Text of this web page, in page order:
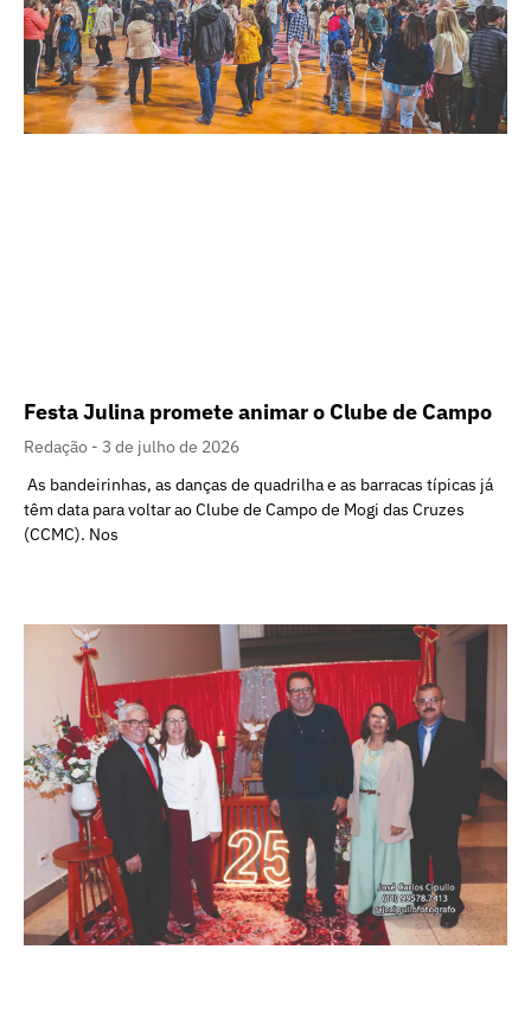
Festa Julina promete animar o Clube de Campo
Redação
3 de julho de 2026
As bandeirinhas, as danças de quadrilha e as barracas típicas já
têm data para voltar ao Clube de Campo de Mogi das Cruzes
(CCMC). Nos